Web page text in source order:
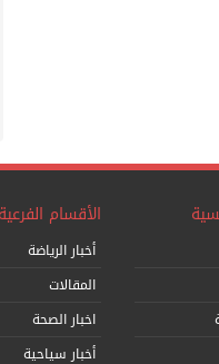
الأقسام الفرعية
أخبار الرياضة
المقالات
اخبار الصحة
أخبار سياحية